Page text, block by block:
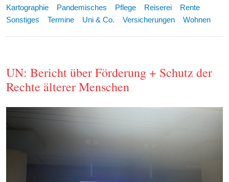
Kartographie
Pandemisches Pflege Reiserei
Rente
Sonstiges
Termine Uni & Co. Versicherungen Wohnen
UN: Bericht über Förderung + Schutz der
Rechte älterer Menschen